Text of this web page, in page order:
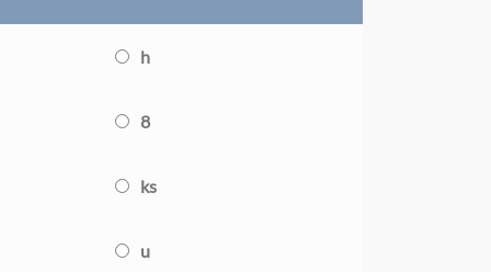
h
8
ks
u